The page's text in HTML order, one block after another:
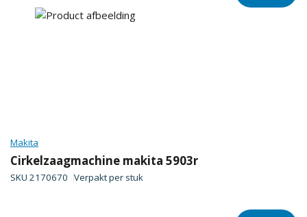
Makita
Cirkelzaagmachine makita 5903r
SKU 2170670 Verpakt per stuk